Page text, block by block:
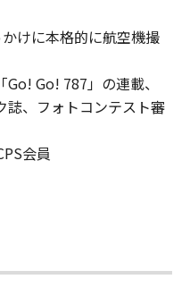
けに本格的に航空機撮
Go! 787」の連載、
誌、フォトコンテスト審
会員